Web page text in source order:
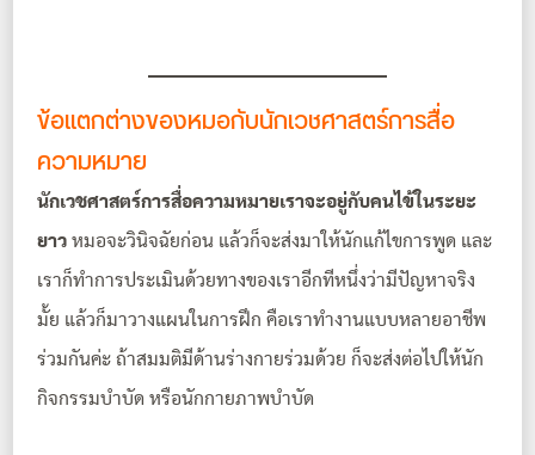
ข้อแตกต่างของหมอกับนักเวชศาสตร์การสื่อ
ความหมาย
นักเวชศาสตร์การสื่อความหมายเราจะอยู่กับคนไข้ในระยะ
ยาว หมอจะวินิจฉัยก่อน แล้วก็จะส่งมาให้นักแก้ไขการพูด และ
เราก็ทำการประเมินด้วยทางของเราอีกทีหนึ่งว่ามีปัญหาจริง
มั้ย แล้วก็มาวางแผนในการฝึก คือเราทำงานแบบหลายอาชีพ
ร่วมกันค่ะ ถ้าสมมติมีด้านร่างกายร่วมด้วย ก็จะส่งต่อไปให้นัก
กิจกรรมบำบัด หรือนักกายภาพบำบัด